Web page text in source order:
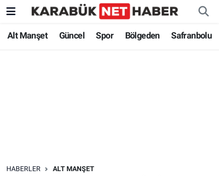
Alt Manşet Güncel Spor Bölgeden Safranbolu
HABERLER ALT MANŞET